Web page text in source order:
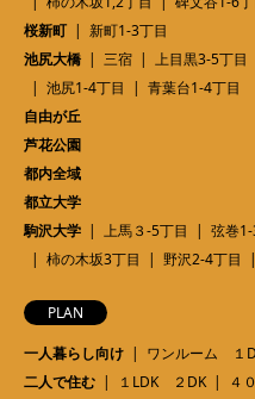
桜新町
新町1-3丁目
池尻大橋
三宿 上目黒3-5丁目
池尻1-4丁目
青葉台1-4丁目
自由が丘
芦花公園
都内全域
都立大学
駒沢大学
上馬３-5丁目 弦巻
柿の木坂3丁目
野沢2-4丁目
PLAN
一人暮らし向け
ワンルーム １
二人で住む
１LDK ２DK
４